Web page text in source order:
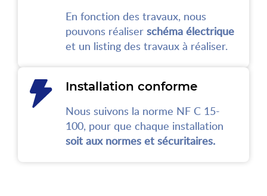
En fonction des travaux, nous
pouvons réaliser schéma électrique
et un listing des travaux à réaliser.
Installation conforme
Nous suivons la norme NF C 15-
100, pour que chaque installation
soit aux normes et sécuritaires.